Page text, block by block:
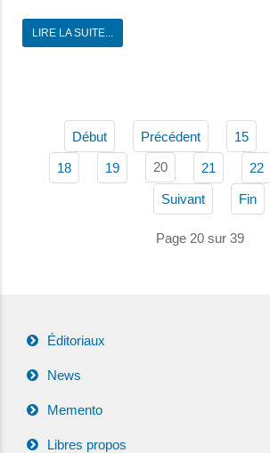
LIRE LA SUITE...
Début Précédent 15
18 19 20 21 22
Suivant Fin
Page 20 sur 39
Éditoriaux
News
Memento
Libres propos